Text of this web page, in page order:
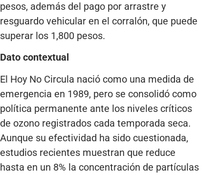
pesos, además del pago por arrastre y
resguardo vehicular en el corralón, que puede
superar los 1,800 pesos.
Dato contextual
El Hoy No Circula nació como una medida de
emergencia en 1989, pero se consolidó como
política permanente ante los niveles críticos
de ozono registrados cada temporada seca.
Aunque su efectividad ha sido cuestionada,
estudios recientes muestran que reduce
hasta en un 8% la concentración de partículas